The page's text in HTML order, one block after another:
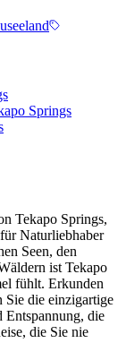
Springs
Tekapo Springs,
Naturliebhaber
Seen, den
ist Tekapo
fühlt. Erkunden
Sie die einzigartige
Entspannung, die
die Sie nie